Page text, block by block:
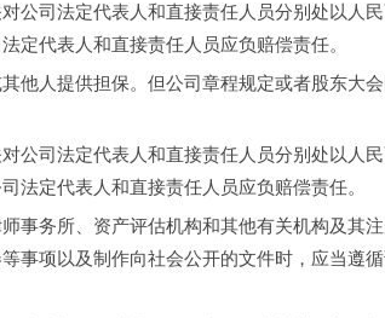
司法定代表人和直接责任人员分别处以人
定代表人和直接责任人员应负赔偿责任。
人提供担保。但公司章程规定或者股东大会
司法定代表人和直接责任人员分别处以人
法定代表人和直接责任人员应负赔偿责任。
务所、资产评估机构和其他有关机构及其注
事项以及制作向社会公开的文件时，应当遵